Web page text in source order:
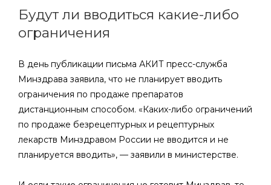
Будут ли вводиться какие-либо
ограничения
В день публикации письма АКИТ пресс-служба
Минздрава заявила, что не планирует вводить
ограничения по продаже препаратов
дистанционным способом. «Каких-либо ограничений
по продаже безрецептурных и рецептурных
лекарств Минздравом России не вводится и не
планируется вводить», — заявили в министерстве.